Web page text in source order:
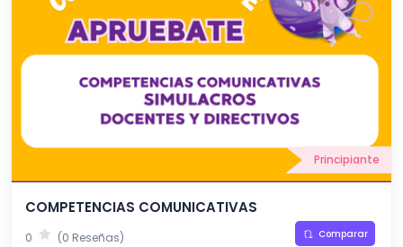
Principiante
COMPETENCIAS COMUNICATIVAS
0 (0 Reseñas) Comparar